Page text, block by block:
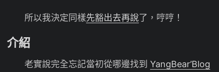
所以我決定同樣先豁出去再說了，哼哼！
介紹
老實說完全忘記當初從哪邊找到 YangBear’Blog